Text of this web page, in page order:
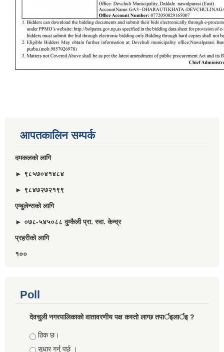
आपतकालिन सम्पर्क
दमकलकाे लागि
► ९८५७०४१४८४
► ९८४७२७२१९९
एम्बुलेन्सकाे लागि
► ०७८-५४५०८८ दुम्कैली प्रा. स्वा. केन्द्र
प्रहरीकाे लागि
१००
Poll
देवचुली नगरपालिकाकाे वातावरणीय पक्ष कस्ताे लाग्छ तपार्इलार्इ ?
Choices
ठिक छ।
सुधार गर्नु पर्छ ।